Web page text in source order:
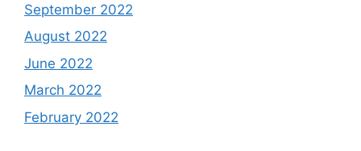
September 2022
August 2022
June 2022
March 2022
February 2022